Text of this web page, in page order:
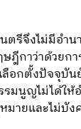
รีจึงไม่มีอำน
ฎีกาว่าด้วยก
ลือกตั้งปัจจุบั
มนูญไม่ได้ให้
ายและไม่บัง